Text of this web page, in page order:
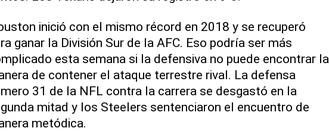
inició con el mismo récord en 2018 y se recuperó
ganar la División Sur de la AFC. Eso podría ser más
esta semana si la defensiva no puede encontrar la
de contener el ataque terrestre rival. La defensa
31 de la NFL contra la carrera se desgastó en la
mitad y los Steelers sentenciaron el encuentro de
metódica.